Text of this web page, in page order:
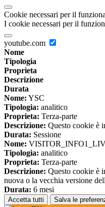
Cookie necessari per il
I cookie necessari per il
youtube.com
Nome
Tipologia
Proprieta
Descrizione
Durata
Nome: YSC
Tipologia: analitico
Proprieta: Terza-parte
Descrizione: Questo cookie è
Durata: Sessione
Nome:
Tipologia: analitico
Proprieta: Terza-parte
Descrizione: Questo cookie è
nuova o la vecchia versione
Durata: 6 mesi
Accetta tutti Salva le